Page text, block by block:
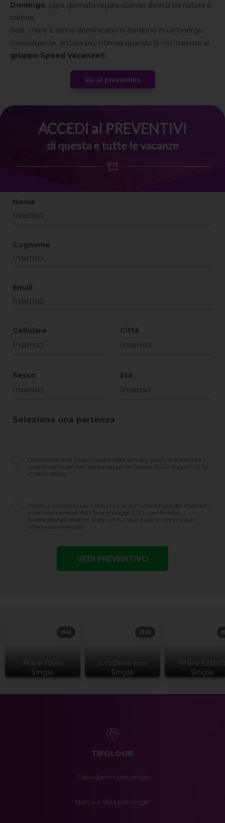
Domingo, ogni giornata regala scenari diversi tra natura e
cultura.
Sole, mare e ritmo dominicano si fondono in un’energia
coinvolgente, ancora più intensa quando la vivi insieme al
gruppo Speed Vacanze®.
Vai al preventivo
ACCEDI ai PREVENTIVI
di questa e tutte le vacanze
Nome
Cognome
Email
Cellulare Città
Sesso Età
Seleziona una partenza
Dichiaro di aver preso visione della privacy policy e autorizzo il
trattamento dei dati personali per le finalità di cui ai punti a) b)
c) della stessa.
Presto il consenso per l’utilizzo e la comunicazione dei miei dati
a terzi da parte di WP Tour e Viaggi S.R.L. per finalità
promozionali relative ai servizi turistici e per la ricezione di
offerte commerciali.
Mare Italia
Single
(14)
Crociere per
Single
(26)
Mare
Single
TIPOLOGIE
Capodanno per single
Barca a Vela per single